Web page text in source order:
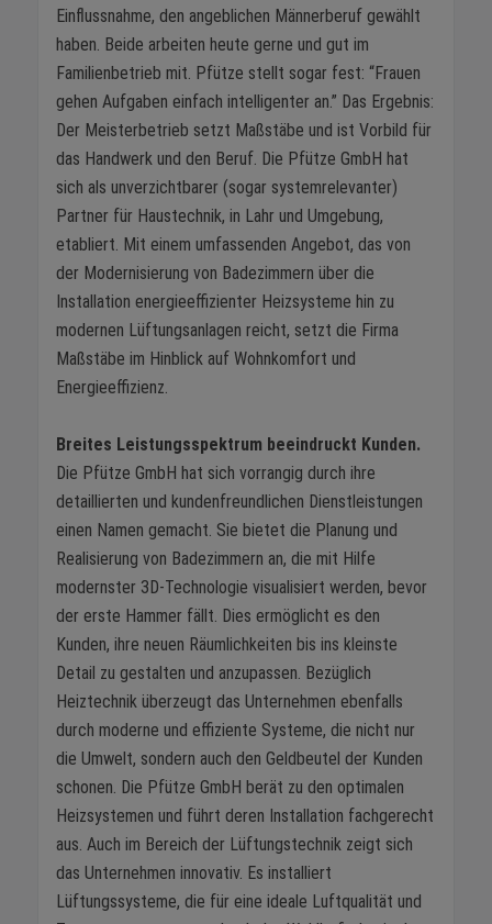
Einflussnahme, den angeblichen Männerberuf gewählt
haben. Beide arbeiten heute gerne und gut im
Familienbetrieb mit. Pfütze stellt sogar fest: “Frauen
gehen Aufgaben einfach intelligenter an.” Das Ergebnis:
Der Meisterbetrieb setzt Maßstäbe und ist Vorbild für
das Handwerk und den Beruf. Die Pfütze GmbH hat
sich als unverzichtbarer (sogar systemrelevanter)
Partner für Haustechnik, in Lahr und Umgebung,
etabliert. Mit einem umfassenden Angebot, das von
der Modernisierung von Badezimmern über die
Installation energieeffizienter Heizsysteme hin zu
modernen Lüftungsanlagen reicht, setzt die Firma
Maßstäbe im Hinblick auf Wohnkomfort und
Energieeffizienz.
Breites Leistungsspektrum beeindruckt Kunden.
Die Pfütze GmbH hat sich vorrangig durch ihre
detaillierten und kundenfreundlichen Dienstleistungen
einen Namen gemacht. Sie bietet die Planung und
Realisierung von Badezimmern an, die mit Hilfe
modernster 3D-Technologie visualisiert werden, bevor
der erste Hammer fällt. Dies ermöglicht es den
Kunden, ihre neuen Räumlichkeiten bis ins kleinste
Detail zu gestalten und anzupassen. Bezüglich
Heiztechnik überzeugt das Unternehmen ebenfalls
durch moderne und effiziente Systeme, die nicht nur
die Umwelt, sondern auch den Geldbeutel der Kunden
schonen. Die Pfütze GmbH berät zu den optimalen
Heizsystemen und führt deren Installation fachgerecht
aus. Auch im Bereich der Lüftungstechnik zeigt sich
das Unternehmen innovativ. Es installiert
Lüftungssysteme, die für eine ideale Luftqualität und